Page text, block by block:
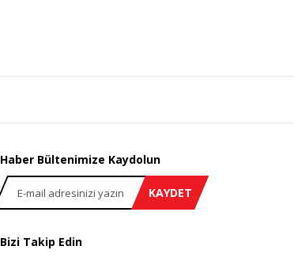
Haber Bültenimize Kaydolun
KAYDET
Bizi Takip Edin